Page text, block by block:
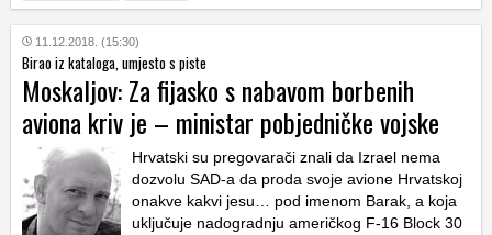
11.12.2018. (15:30)
Birao iz kataloga, umjesto s piste
Moskaljov: Za fijasko s nabavom borbenih
aviona kriv je – ministar pobjedničke vojske
Hrvatski su pregovarači znali da Izrael nema
dozvolu SAD-a da proda svoje avione Hrvatskoj
onakve kakvi jesu… pod imenom Barak, a koja
uključuje nadogradnju američkog F-16 Block 30